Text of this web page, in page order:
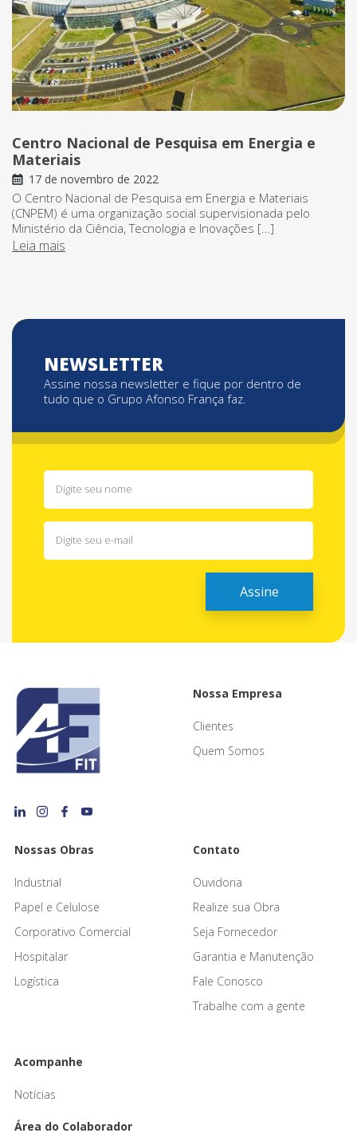
Centro Nacional de Pesquisa em Energia e
Materiais
17 de novembro de 2022
O Centro Nacional de Pesquisa em Energia e Materiais
(CNPEM) é uma organização social supervisionada pelo
Ministério da Ciência, Tecnologia e Inovações […]
Leia mais
NEWSLETTER
Assine nossa newsletter e fique por dentro de
tudo que o Grupo Afonso França faz.
Nossa Empresa
Clientes
Quem Somos
Nossas Obras
Industrial
Papel e Celulose
Corporativo Comercial
Hospitalar
Logística
Contato
Ouvidoria
Realize sua Obra
Seja Fornecedor
Garantia e Manutenção
Fale Conosco
Trabalhe com a gente
Acompanhe
Notícias
Área do Colaborador